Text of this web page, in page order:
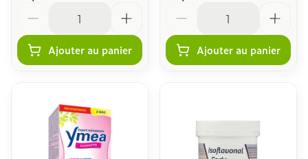
Ajouter au panier Ajouter au panier